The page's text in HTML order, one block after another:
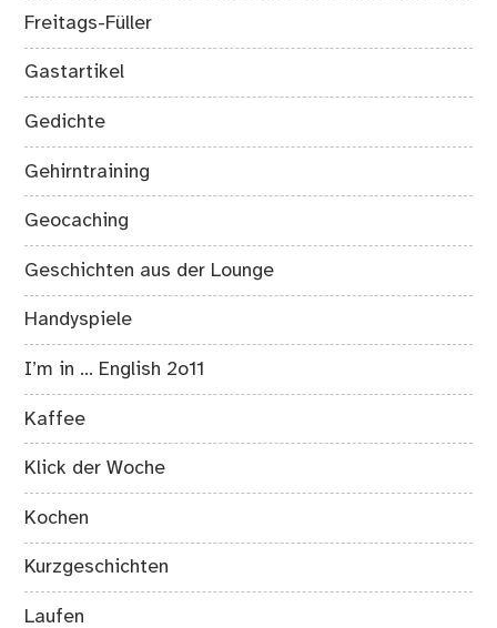
Freitags-Füller
Gastartikel
Gedichte
Gehirntraining
Geocaching
Geschichten aus der Lounge
Handyspiele
I’m in … English 2o11
Kaffee
Klick der Woche
Kochen
Kurzgeschichten
Laufen